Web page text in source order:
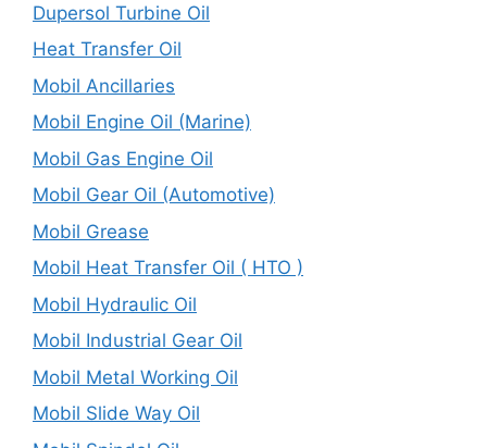
Dupersol Turbine Oil
Heat Transfer Oil
Mobil Ancillaries
Mobil Engine Oil (Marine)
Mobil Gas Engine Oil
Mobil Gear Oil (Automotive)
Mobil Grease
Mobil Heat Transfer Oil ( HTO )
Mobil Hydraulic Oil
Mobil Industrial Gear Oil
Mobil Metal Working Oil
Mobil Slide Way Oil